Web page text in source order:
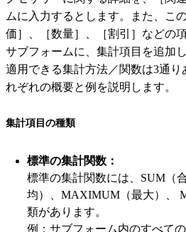
ムに入力するとします。また、こ
価］、［数量］、［割引］などの
サブフォームに、集計項目を追加
適用できる集計方法／関数は3通
れぞれの概要と例を説明します。
集計項目の種類
標準の集計関数：
標準の集計関数には、SUM（
均）、MAXIMUM（最大）、
類があります。
例：サブフォーム内のすべて